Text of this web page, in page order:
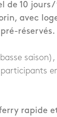
de 10 jours /
avec
réservés.
saison),
participants
rapide